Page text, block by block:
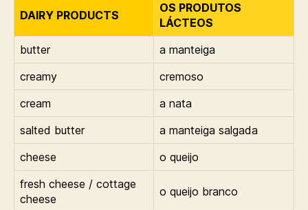
DAIRY PRODUCTS
OS PRODUTOS
LÁCTEOS
butter
a manteiga
creamy
cremoso
cream
a nata
salted butter
a manteiga salgada
cheese
o queijo
fresh cheese / cottage
cheese
o queijo branco